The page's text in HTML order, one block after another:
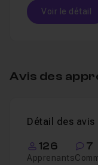
Et un autre, pour
données
Voir le détail
Leçon 1
Leçon 2
Avis des
Détail des avis
126
Apprenants
7